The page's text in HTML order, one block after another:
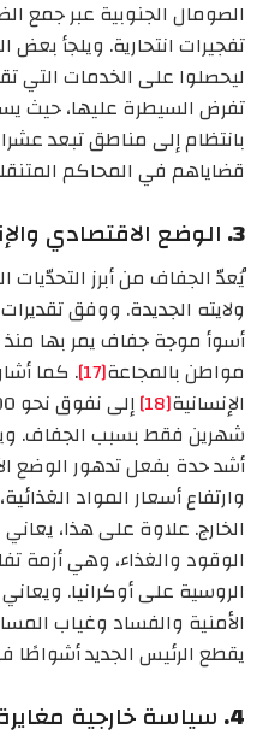
الصومال الجنوبية عبر جمع
تفجيرات انتحارية. ويلجأ
ليحصلوا على الخدمات التي
تفرض السيطرة عليها، حيث
بانتظام إلى مناطق تبعد
قضاياهم في المحاكم
3. الوضع الاقتصادي
يُعدّ الجفاف من أبرز
ولايته الجديدة. ووفق
مواطن بالمجاعة[17]
. كما
الإنسانية[18]
شهرين فقط بسبب الجفاف.
أشد حدة بفعل تدهور الوضع
وارتفاع أسعار المواد
الخارج. علاوة على هذا،
الوقود والغذاء، وهي أزمة
الروسية على أوكرانيا.
الأمنية والفساد وغياب
يقطع الرئيس الجديد أشواطًا
4. سياسة خارجية